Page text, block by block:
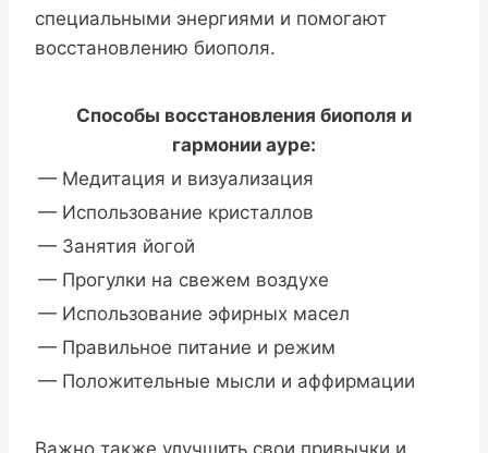
специальными энергиями и помогают
восстановлению биополя.
Способы восстановления биополя и
гармонии ауре:
— Медитация и визуализация
— Использование кристаллов
— Занятия йогой
— Прогулки на свежем воздухе
— Использование эфирных масел
— Правильное питание и режим
— Положительные мысли и аффирмации
Важно также улучшить свои привычки и